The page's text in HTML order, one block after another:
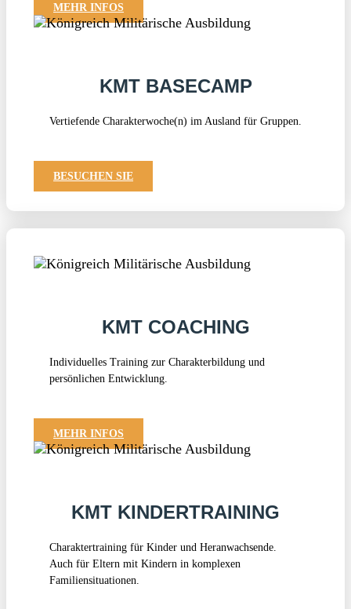
MEHR INFOS
KMT BASECAMP
Vertiefende Charakterwoche(n) im Ausland für Gruppen.
BESUCHEN SIE
KMT COACHING
Individuelles Training zur Charakterbildung und
persönlichen Entwicklung.
MEHR INFOS
KMT KINDERTRAINING
Charaktertraining für Kinder und Heranwachsende.
Auch für Eltern mit Kindern in komplexen
Familiensituationen.